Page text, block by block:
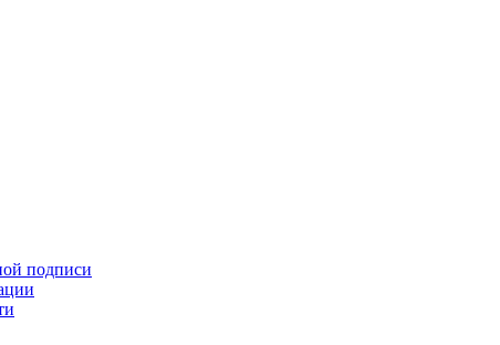
подписи